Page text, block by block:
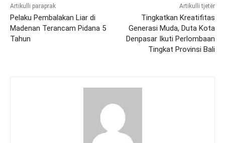
Artikulli paraprak
Pelaku Pembalakan Liar di
Madenan Terancam Pidana 5
Tahun
Artikulli tjetër
Tingkatkan Kreatifitas
Generasi Muda, Duta Kota
Denpasar Ikuti Perlombaan
Tingkat Provinsi Bali